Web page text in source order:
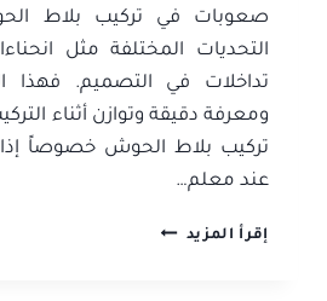
صعوبات في تركيب بلاط
التحديات المختلفة مثل
تداخلات في التصميم. فهذا
ومعرفة دقيقة وتوازن أثناء
تركيب بلاط الحوش خصوصاً
عند معلم…
إقرأ المزيد معلم